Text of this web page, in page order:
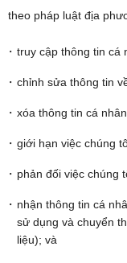
theo pháp luật địa
truy cập thông tin cá
chỉnh sửa thông tin
xóa thông tin cá
giới hạn việc chúng
phản đối việc chúng
nhận thông tin cá
sử dụng và chuyển
liệu); và